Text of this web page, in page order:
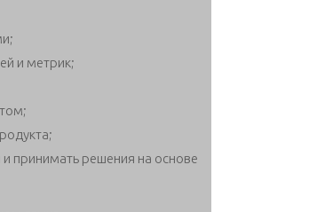
и метрик;
принимать решения на основе